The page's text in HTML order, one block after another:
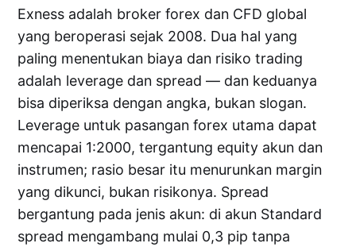
Exness adalah broker forex dan CFD global
yang beroperasi sejak 2008. Dua hal yang
paling menentukan biaya dan risiko trading
adalah leverage dan spread — dan keduanya
bisa diperiksa dengan angka, bukan slogan.
Leverage untuk pasangan forex utama dapat
mencapai 1:2000, tergantung equity akun dan
instrumen; rasio besar itu menurunkan margin
yang dikunci, bukan risikonya. Spread
bergantung pada jenis akun: di akun Standard
spread mengambang mulai 0,3 pip tanpa